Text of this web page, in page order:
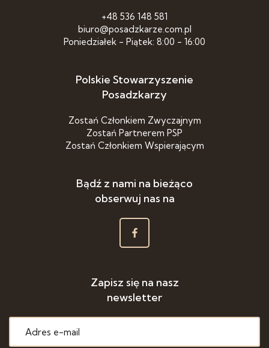
+48 536 148 581
biuro@posadzkarze.com.pl
Poniedziałek - Piątek: 8:00 - 16:00
Polskie Stowarzyszenie
Posadzkarzy
Zostań Członkiem Zwyczajnym
Zostań Partnerem PSP
Zostań Członkiem Wspierającym
Bądź z nami na bieżąco
obserwuj nas na
Zapisz się na nasz
newsletter